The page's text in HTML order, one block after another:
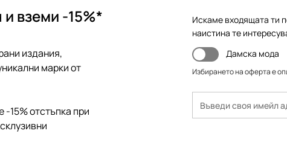
вземи -15%*
издания,
марки от
15% отстъпка при
Искаме входящата ти
наистина те
Дамска мода
Избирането на оферта е